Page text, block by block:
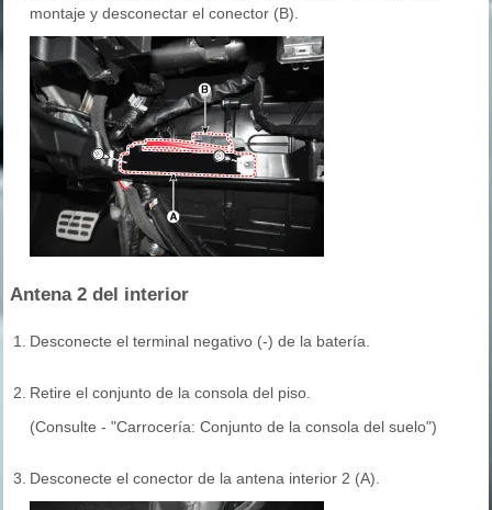
montaje y desconectar el conector (B).
Antena 2 del interior
1. Desconecte el terminal negativo (-) de la batería.
2. Retire el conjunto de la consola del piso.
(Consulte - "Carrocería: Conjunto de la consola del suelo")
3. Desconecte el conector de la antena interior 2 (A).